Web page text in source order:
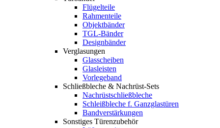
Flügelteile
Rahmenteile
Objektbänder
TGL-Bänder
Designbänder
Verglasungen
Glasscheiben
Glasleisten
Vorlegeband
Schließbleche & Nachrüst-Sets
Nachrüstschließbleche
Schleißbleche f. Ganzglastüren
Bandverstärkungen
Sonstiges Türenzubehör